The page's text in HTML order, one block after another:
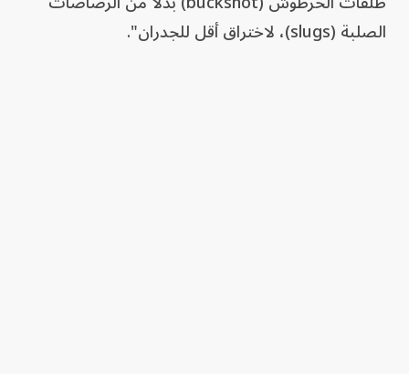
الصلبة (slugs)، لاختراق أقل للجدران".